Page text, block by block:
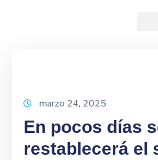
marzo 24, 2025
En pocos días
restablecerá el